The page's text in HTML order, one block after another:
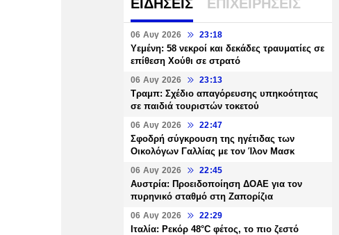
ΕΙΔΗΣΕΙΣ ΕΠΙΧΕΙΡΗΣΕΙΣ
06 Αυγ 2026 23:18
Υεμένη: 58 νεκροί και δεκάδες τραυματίες σε
επίθεση Χούθι σε στρατό
06 Αυγ 2026 23:13
Τραμπ: Σχέδιο απαγόρευσης υπηκοότητας
σε παιδιά τουριστών τοκετού
06 Αυγ 2026 22:47
Σφοδρή σύγκρουση της ηγέτιδας των
Οικολόγων Γαλλίας με τον Ίλον Μασκ
06 Αυγ 2026 22:45
Αυστρία: Προειδοποίηση ΔΟΑΕ για τον
πυρηνικό σταθμό στη Ζαπορίζια
06 Αυγ 2026 22:29
Ιταλία: Ρεκόρ 48°C φέτος, το πιο ζεστό